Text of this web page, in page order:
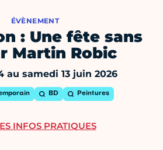
ÉVÈNEMENT
: Une fête sans
Martin Robic
au samedi 13 juin 2026
BD Peintures
INFOS PRATIQUES